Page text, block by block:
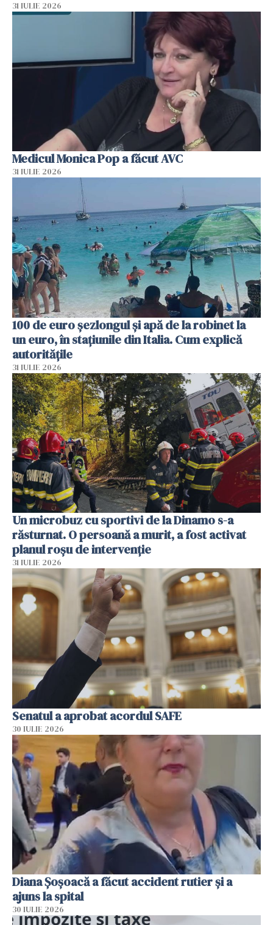
31 IULIE 2026
Medicul Monica Pop a făcut AVC
31 IULIE 2026
100 de euro șezlongul și apă de la robinet la
un euro, în stațiunile din Italia. Cum explică
autoritățile
31 IULIE 2026
Un microbuz cu sportivi de la Dinamo s-a
răsturnat. O persoană a murit, a fost activat
planul roșu de intervenție
31 IULIE 2026
Senatul a aprobat acordul SAFE
30 IULIE 2026
Diana Șoșoacă a făcut accident rutier și a
ajuns la spital
30 IULIE 2026